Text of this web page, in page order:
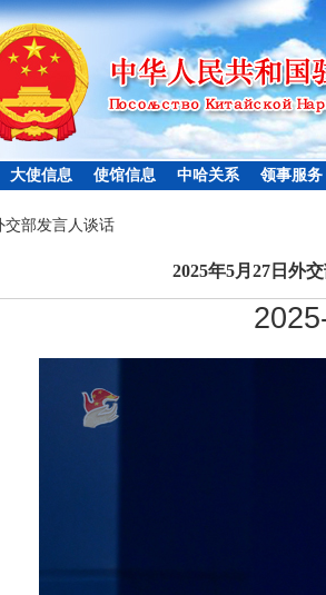
大使信息 使馆信息 中哈关系 领事服务
交部发言人谈话
2025年5月27日外